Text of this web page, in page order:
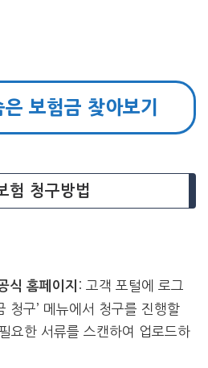
보험금 찾아보기
험 청구방법
식 홈페이지 : 고객 포털에 로그
청구’ 메뉴에서 청구를 진행할
요한 서류를 스캔하여 업로드하